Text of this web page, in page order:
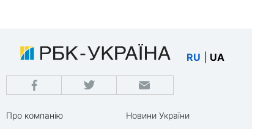
RU UA
Про компанію
Новини України